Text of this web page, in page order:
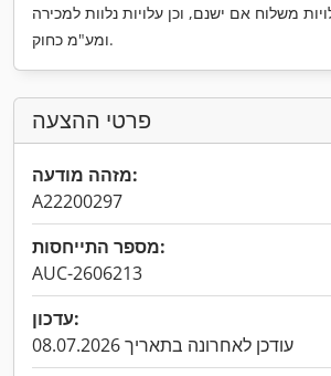
משלוח אם ישנם, וכן עלויות נלוות למכירה
ומע"מ כחוק.
פרטי ההצעה
מזהה מודעה:
A22200297
מספר התייחסות:
AUC-2606213
עדכון:
עודכן לאחרונה בתאריך 08.07.2026